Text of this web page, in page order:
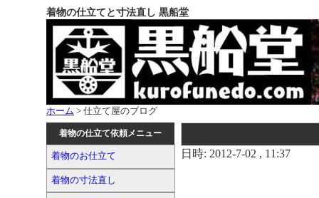
着物の仕立てと寸法直し 黒船堂
ホーム > 仕立て屋のブログ
着物の仕立て依頼メニュー
着物のお仕立て
着物の寸法直し
日時: 2012-7-02 , 11:37